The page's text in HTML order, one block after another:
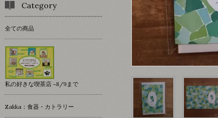
Category
全ての商品
私の好きな喫茶店 ~8/9まで
Zakka：食器・カトラリー